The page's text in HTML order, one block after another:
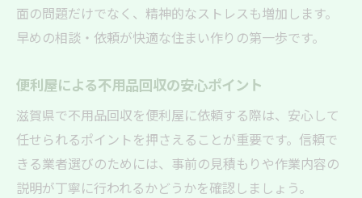
不用品回収で家事が楽になる実体験の声
便利屋の不用品回収で家庭の負担を軽減
急な片付けも不用品回収でスムーズに解決
安心して依頼できる不用品回収の魅力
信頼重視なら便利屋の不用品回収がおすすめ
信頼できる不用品回収業者の選び方
面の問題だけでなく、精神的なストレスも増加します。
早めの相談・依頼が快適な住まい作りの第一歩です。
便利屋による不用品回収の安心ポイント
滋賀県で不用品回収を便利屋に依頼する際は、安心して
任せられるポイントを押さえることが重要です。信頼で
きる業者選びのためには、事前の見積もりや作業内容の
説明が丁寧に行われるかどうかを確認しましょう。